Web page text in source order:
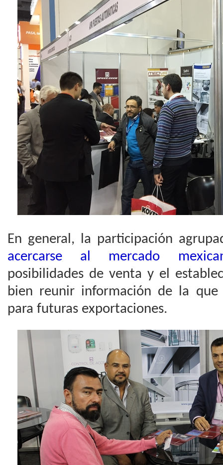
En general, la participación
acercarse al mercado
posibilidades de venta y el
bien reunir información de la
para futuras exportaciones.